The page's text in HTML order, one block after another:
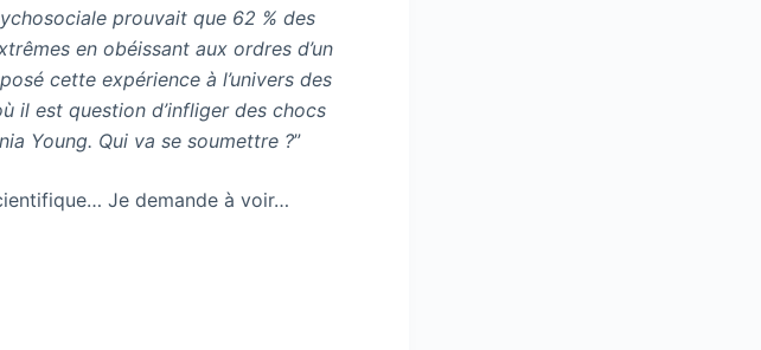
prouvait que 62 % des
en obéissant aux ordres d’un
cette expérience à l’univers des
il est question d’infliger des chocs
Young. Qui va se soumettre ?”
Je demande à voir…